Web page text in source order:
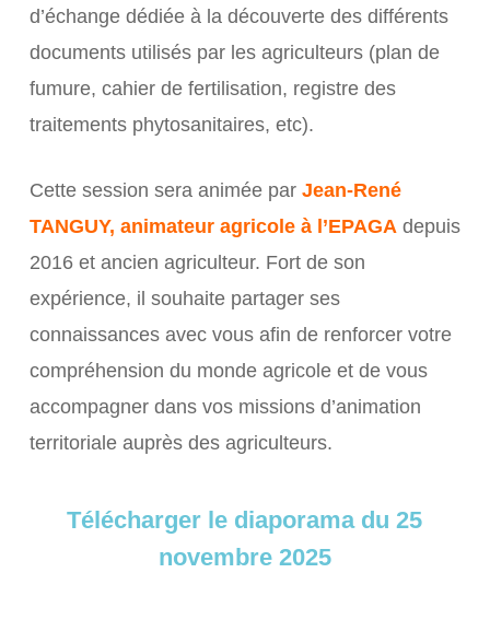
d’échange dédiée à la découverte des différents
documents utilisés par les agriculteurs (plan de
fumure, cahier de fertilisation, registre des
traitements phytosanitaires, etc).
Cette session sera animée par Jean-René
TANGUY, animateur agricole à l’EPAGA depuis
2016 et ancien agriculteur. Fort de son
expérience, il souhaite partager ses
connaissances avec vous afin de renforcer votre
compréhension du monde agricole et de vous
accompagner dans vos missions d’animation
territoriale auprès des agriculteurs.
Télécharger le diaporama du 25
novembre 2025